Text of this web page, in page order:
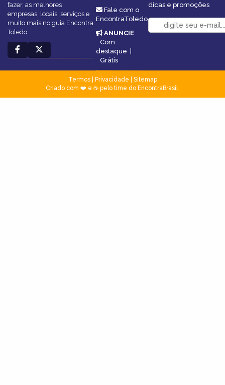
fazer, as melhores
empresas, locais, serviços e
muito mais no guia Encontra
Toledo.
Fale com o
EncontraToledo
ANUNCIE:
Com
destaque |
Grátis
dicas e promoções
Termos| Privacidade
Sitemap
Criado com ❤️ e ☕ pelo time do EncontraBrasil